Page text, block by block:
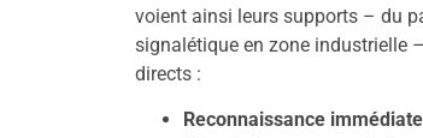
voient ainsi leurs supports – du
signalétique en zone industrielle
directs :
Reconnaissance immédiate